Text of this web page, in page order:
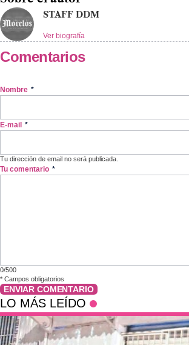
STAFF DDM
Ver biografía
Comentarios
Nombre *
E-mail *
Tu dirección de email no será publicada.
Tu comentario *
0/500
* Campos obligatorios
ENVIAR COMENTARIO
LO MÁS LEÍDO